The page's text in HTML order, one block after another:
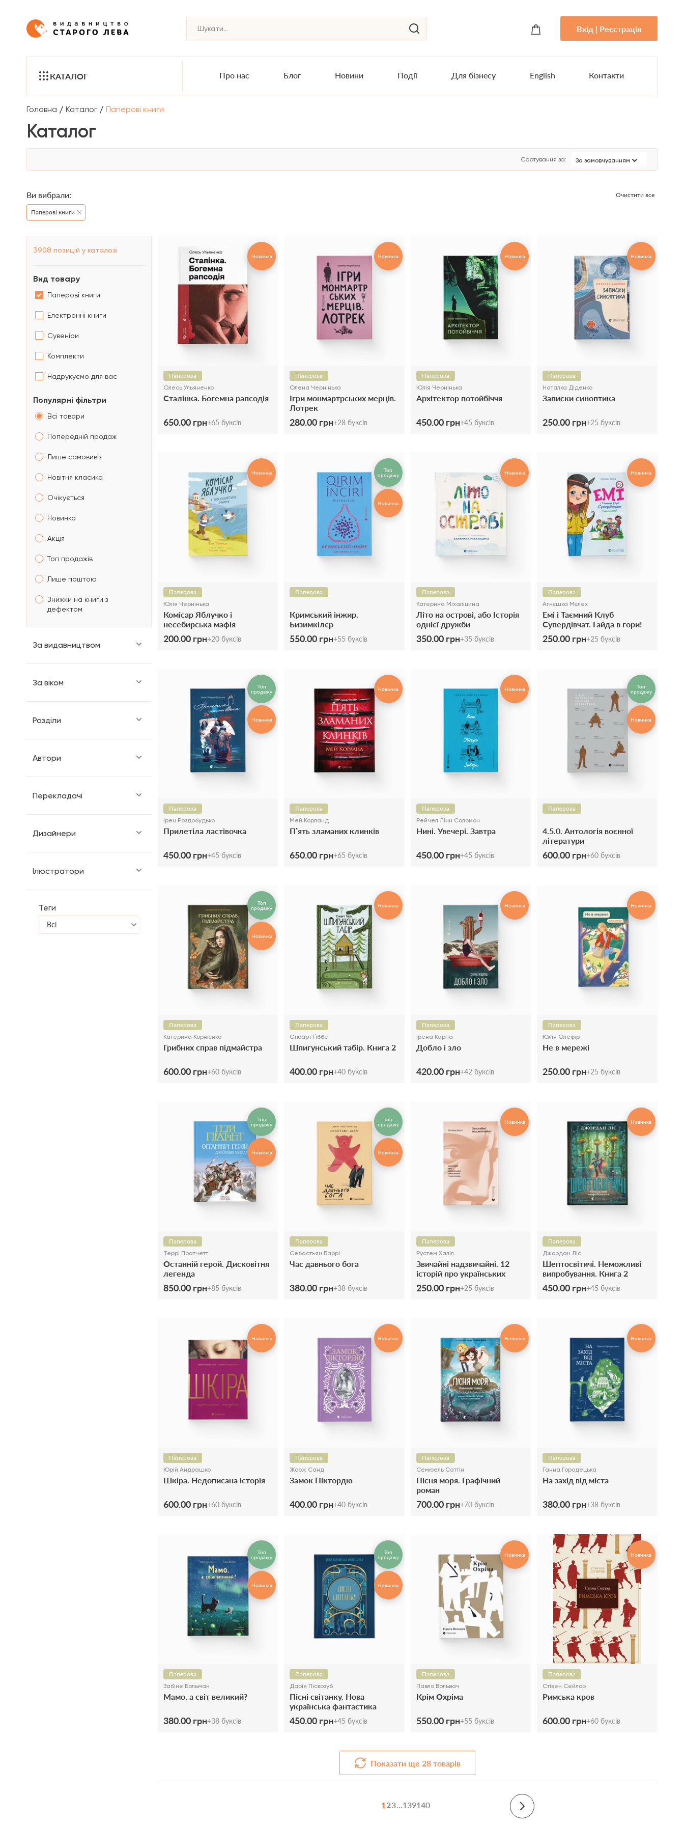
Вхід | Реєстрація
КАТАЛОГ Про нас Блог Новини Події Для бізнесу English Контакти
Головна / Каталог / Паперові книги
Каталог
Сортування за: За замовчуванням
Ви вибрали: Очистити все
Паперові книги
3908 позицій у каталозі
Вид товару
Паперові книги
Електронні книги
Сувеніри
Комплекти
Надрукуємо для вас
Популярні фільтри
Всі товари
Попередній продаж
Лише самовивіз
Новітня класика
Очікується
Новинка
Акція
Топ продажів
Лише поштою
Знижки на книги з
дефектом
За видавництвом
За віком
Розділи
Автори
Перекладачі
Дизайнери
Ілюстратори
Теги
Всі
Новинка
Паперова
Олесь Ульяненко
Сталінка. Богемна рапсодія
650.00 грн+65 буксів
Новинка
Паперова
Олена Чернінька
Ігри монмартрських мерців.
Лотрек
280.00 грн+28 буксів
Новинка
Паперова
Юлія Чернінька
Архітектор потойбіччя
450.00 грн+45 буксів
Новинка
Паперова
Наталка Діденко
Записки синоптика
250.00 грн+25 буксів
Новинка
Паперова
Юлія Чернінька
Комісар Яблучко і
несебирська мафія
200.00 грн+20буксів
Топ
продажу
Новинка
Паперова
Кримський інжир.
Бизимкілєр
550.00 грн+55 буксів
Новинка
Паперова
Катерина Міхаліцина
Літо на острові, або Історія
однієї дружби
350.00 грн+35 буксів
Новинка
Паперова
Агнєшка Мєлех
Емі і Таємний Клуб
Супердівчат. Гайда в гори!
Книга 13
250.00 грн+25 буксів
Топ
продажу
Новинка
Паперова
Ірен Роздобудько
Прилетіла ластівочка
450.00 грн+45 буксів
Новинка
Паперова
Мей Корланд
П’ять зламаних клинків
650.00 грн+65 буксів
Новинка
Паперова
Рейчел Лінн Соломон
Нині. Увечері. Завтра
450.00 грн+45 буксів
Топ
продажу
Новинка
Паперова
4.5.0. Антологія воєнної
літератури
600.00 грн+60 буксів
Топ
продажу
Новинка
Паперова
Катерина Корнієнко
Грибних справ підмайстра
600.00 грн+60буксів
Новинка
Паперова
Стюарт Ґіббс
Шпигунський табір. Книга 2
400.00 грн+40 буксів
Новинка
Паперова
Ірена Карпа
Добло і зло
420.00 грн+42 буксів
Новинка
Паперова
Юлія Олефір
Не в мережі
250.00 грн+25 буксів
Топ
продажу
Новинка
Паперова
Террі Пратчетт
Останній герой. Дисковітня
легенда
850.00 грн+85 буксів
Топ
продажу
Новинка
Паперова
Себастьян Баррі
Час давнього бога
380.00 грн+38 буксів
Новинка
Паперова
Рустем Халіл
Звичайні надзвичайні. 12
історій про українських
захисників і захисниць
250.00 грн+25 буксів
Новинка
Паперова
Джордан Ліс
Шептосвітичі. Неможливі
випробування. Книга 2
450.00 грн+45 буксів
Новинка
Паперова
Юрій Андрашко
Шкіра. Недописана історія
600.00 грн+60буксів
Новинка
Паперова
Жорж Санд
Замок Піктордю
400.00 грн+40 буксів
Новинка
Паперова
Семюель Саттін
Пісня моря. Графічний
роман
700.00 грн+70буксів
Новинка
Паперова
Ганна Городецька
На захід від міста
380.00 грн+38 буксів
Топ
продажу
Новинка
Паперова
Забіне Больман
Мамо, а світ великий?
380.00 грн+38буксів
Топ
продажу
Новинка
Паперова
Дарія Піскозуб
Пісні світанку. Нова
українська фантастика
450.00 грн+45 буксів
Новинка
Паперова
Павло Вольвач
Крім Охріма
550.00 грн+55 буксів
Новинка
Паперова
Стівен Сейлор
Римська кров
600.00 грн+60 буксів
Показати ще 28 товарів
1 23...139140